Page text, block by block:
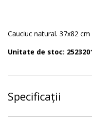
Cauciuc natural. 37x82 cm
Unitate de stoc:
Specificații